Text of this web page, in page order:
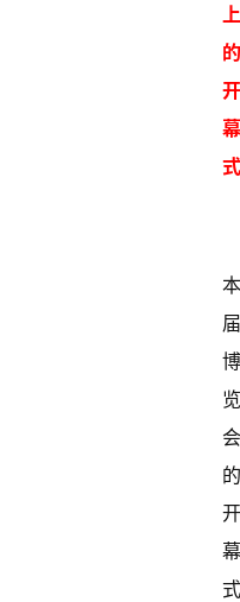
上
的
开
幕
式
本
届
博
览
会
的
开
幕
式